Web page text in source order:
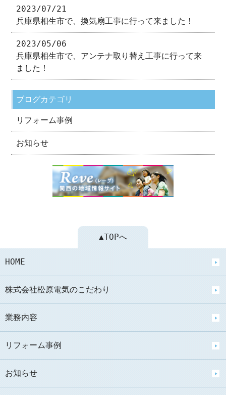
2023/07/21
兵庫県相生市で、換気扇工事に行って来ました！
2023/05/06
兵庫県相生市で、アンテナ取り替え工事に行って来
ました！
ブログカテゴリ
リフォーム事例
お知らせ
▲TOPへ
HOME
株式会社松原電気のこだわり
業務内容
リフォーム事例
お知らせ